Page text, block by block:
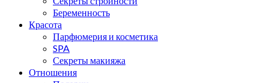
Беременность
Красота
Парфюмерия и косметика
SPA
Секреты макияжа
Отношения